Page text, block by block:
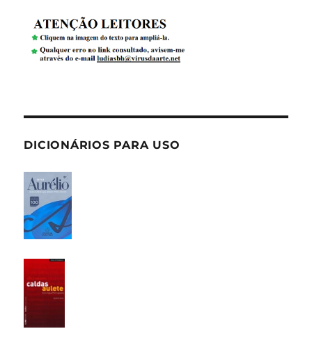
DICIONÁRIOS PARA USO